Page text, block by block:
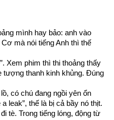
mình hay bảo: anh vào
mà nói tiếng Anh thì thế
Xem phim thì thi thoảng thấy
tượng thanh kinh khủng. Đúng
có chú đang ngồi yên ổn
leak”, thế là bị cả bầy nó thịt.
tè. Trong tiếng lóng, động từ